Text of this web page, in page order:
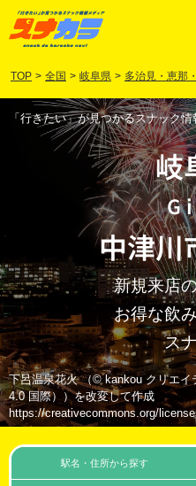
TOP > 全国 > 岐阜県 > 多治見・恵那
「行きたい」が見つかるスナック
岐
中津川
新規来店
お得な飲
ス
下呂温泉花火 （© kankou クリエ
4.0 国際））を改変して作成
https://creativecommons.org/
駅名・住所から探す